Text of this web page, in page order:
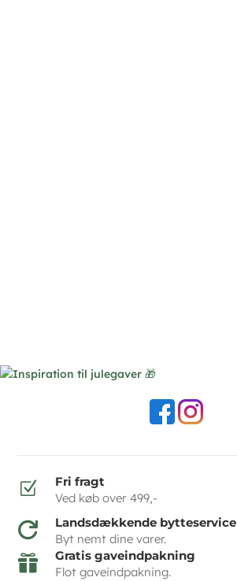
Z
Fri fragt
Ved køb over 499,-

Landsdækkende bytteservice
Byt nemt dine varer.

Gratis gaveindpakning
Flot gaveindpakning.